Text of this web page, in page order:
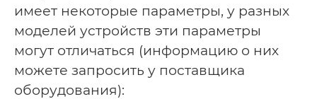
имеет некоторые параметры, у разных
моделей устройств эти параметры
могут отличаться (информацию о них
можете запросить у поставщика
оборудования):